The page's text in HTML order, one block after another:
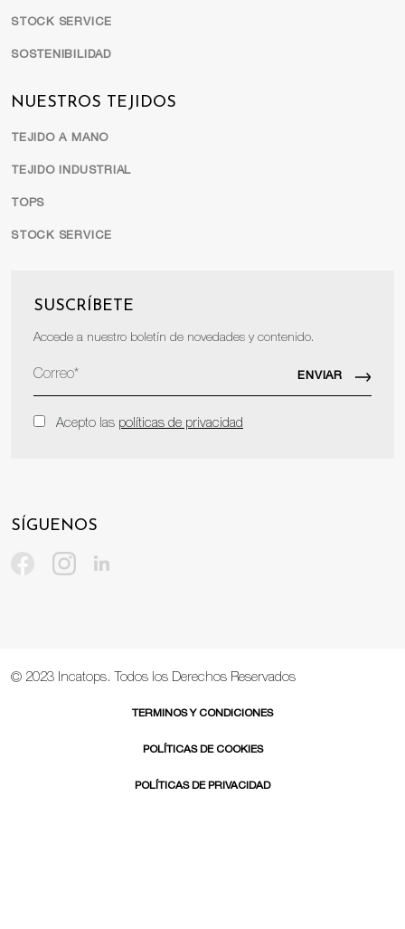
STOCK SERVICE
SOSTENIBILIDAD
NUESTROS TEJIDOS
TEJIDO A MANO
TEJIDO INDUSTRIAL
TOPS
STOCK SERVICE
SUSCRÍBETE
Accede a nuestro boletín de novedades y contenido.
Acepto las políticas de privacidad
SÍGUENOS
© 2023 Incatops. Todos los Derechos Reservados
TERMINOS Y CONDICIONES
POLÍTICAS DE COOKIES
POLÍTICAS DE PRIVACIDAD